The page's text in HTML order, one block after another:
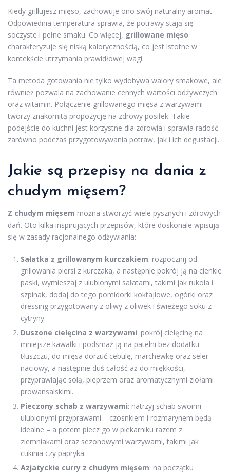
Kiedy grillujesz mięso, zachowuje ono swój naturalny aromat.
Odpowiednia temperatura sprawia, że potrawy stają się
soczyste i pełne smaku. Co więcej, grillowane mięso
charakteryzuje się niską kalorycznością, co jest istotne w
kontekście utrzymania prawidłowej wagi.
Ta metoda gotowania nie tylko wydobywa walory smakowe, ale
również pozwala na zachowanie cennych wartości odżywczych
oraz witamin. Połączenie grillowanego mięsa z warzywami
tworzy znakomitą propozycję na zdrowy posiłek. Takie
podejście do kuchni jest korzystne dla zdrowia i sprawia radość
zarówno podczas przygotowywania potraw, jak i ich degustacji.
Jakie są przepisy na dania z
chudym mięsem?
Z chudym mięsem można stworzyć wiele pysznych i zdrowych
dań. Oto kilka inspirujących przepisów, które doskonale wpisują
się w zasady racjonalnego odżywiania:
Sałatka z grillowanym kurczakiem: rozpocznij od
grillowania piersi z kurczaka, a następnie pokrój ją na cienkie
paski, wymieszaj z ulubionymi sałatami, takimi jak rukola i
szpinak, dodaj do tego pomidorki koktajlowe, ogórki oraz
dressing przygotowany z oliwy z oliwek i świeżego soku z
cytryny.
Duszone cielęcina z warzywami: pokrój cielęcinę na
mniejsze kawałki i podsmaż ją na patelni bez dodatku
tłuszczu, do mięsa dorzuć cebulę, marchewkę oraz seler
naciowy, a następnie duś całość aż do miękkości,
przyprawiając solą, pieprzem oraz aromatycznymi ziołami
prowansalskimi.
Pieczony schab z warzywami: natrzyj schab swoimi
ulubionymi przyprawami – czosnkiem i rozmarynem będą
idealne – a potem piecz go w piekarniku razem z
ziemniakami oraz sezonowymi warzywami, takimi jak
cukinia czy papryka.
Azjatyckie curry z chudym mięsem: na początku